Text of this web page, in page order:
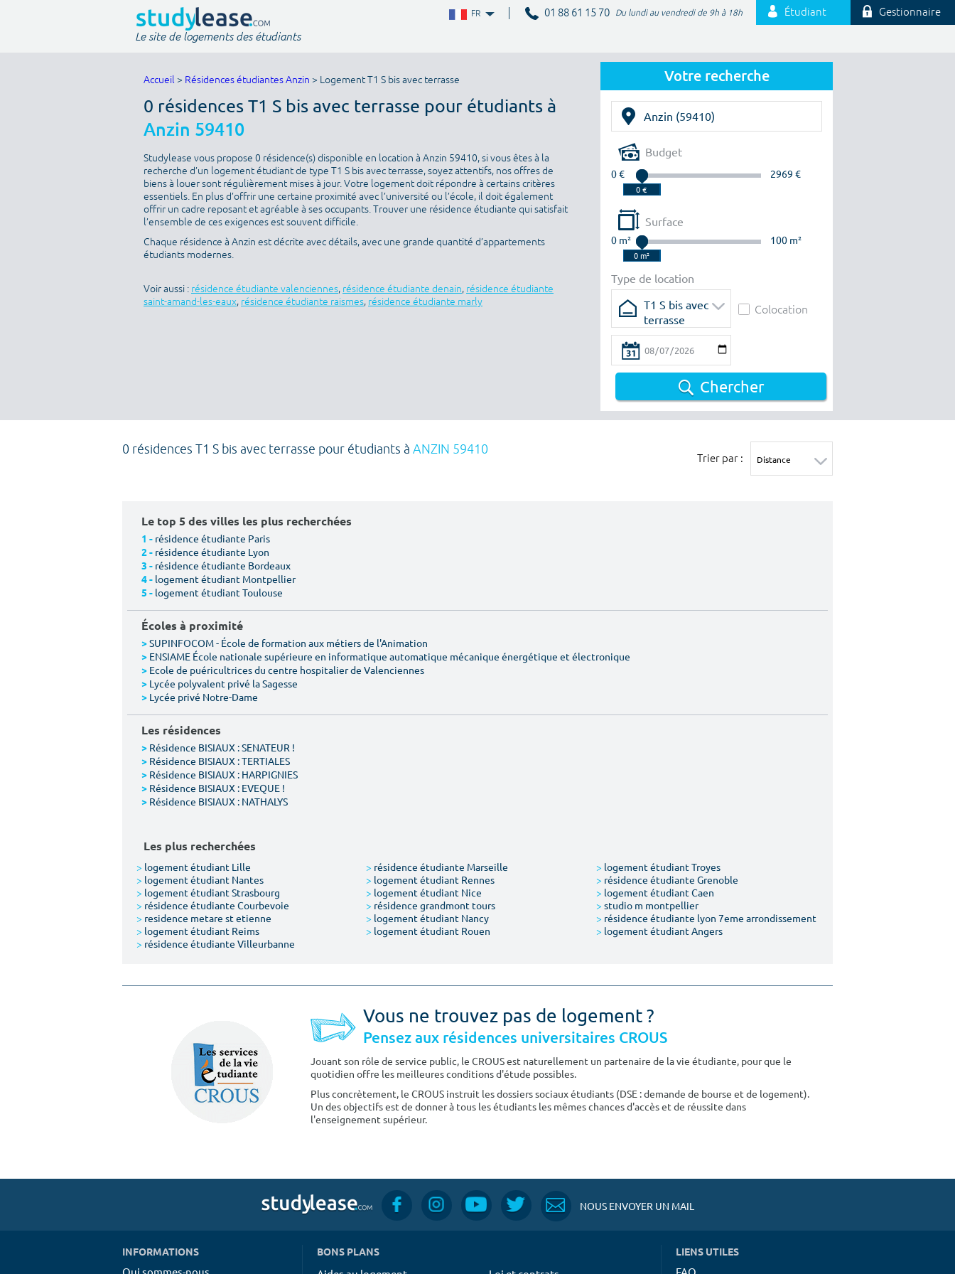
FR 01 88 61 15 70 Du lundi au vendredi de 9h à 18h Étudiant Gestionnaire
Le site de logements des étudiants
Votre recherche
Budget
0 € 2969 €
Surface
0 m² 100 m²
Type de location
T1 S bis avec
terrasse
Colocation
Chercher
Accueil > Résidences étudiantes Anzin > Logement T1 S bis avec terrasse
0 résidences T1 S bis avec terrasse pour étudiants à
Anzin 59410
Studylease vous propose 0 résidence(s) disponible en location à Anzin 59410, si vous êtes à la
recherche d’un logement étudiant de type T1 S bis avec terrasse, soyez attentifs, nos offres de
biens à louer sont régulièrement mises à jour. Votre logement doit répondre à certains critères
essentiels. En plus d’offrir une certaine proximité avec l’université ou l’école, il doit également
offrir un cadre reposant et agréable à ses occupants. Trouver une résidence étudiante qui satisfait
l’ensemble de ces exigences est souvent difficile.
Chaque résidence à Anzin est décrite avec détails, avec une grande quantité d’appartements
étudiants modernes.
Voir aussi : résidence étudiante valenciennes, résidence étudiante denain, résidence étudiante
saint-amand-les-eaux, résidence étudiante raismes, résidence étudiante marly
0 résidences T1 S bis avec terrasse pour étudiants à ANZIN 59410
Trier par :
Le top 5 des villes les plus recherchées
1 - résidence étudiante Paris
2 - résidence étudiante Lyon
3 - résidence étudiante Bordeaux
4 - logement étudiant Montpellier
5 - logement étudiant Toulouse
Écoles à proximité
>SUPINFOCOM - École de formation aux métiers de l'Animation
> ENSIAME École nationale supérieure en informatique automatique mécanique énergétique et électronique
> Ecole de puéricultrices du centre hospitalier de Valenciennes
> Lycée polyvalent privé la Sagesse
> Lycée privé Notre-Dame
Les résidences
> Résidence BISIAUX : SENATEUR !
> Résidence BISIAUX : TERTIALES
> Résidence BISIAUX : HARPIGNIES
> Résidence BISIAUX : EVEQUE !
> Résidence BISIAUX : NATHALYS
Les plus recherchées
> logement étudiant Lille > résidence étudiante Marseille > logement étudiant Troyes
> logement étudiant Nantes > logement étudiant Rennes > résidence étudiante Grenoble
> logement étudiant Strasbourg > logement étudiant Nice > logement étudiant Caen
> résidence étudiante Courbevoie > résidence grandmont tours > studio m montpellier
> residence metare st etienne > logement étudiant Nancy > résidence étudiante lyon 7eme arrondissement
> logement étudiant Reims > logement étudiant Rouen > logement étudiant Angers
> résidence étudiante Villeurbanne
Vous ne trouvez pas de logement ?
Pensez aux résidences universitaires CROUS
Jouant son rôle de service public, le CROUS est naturellement un partenaire de la vie étudiante, pour que le
quotidien offre les meilleures conditions d'étude possibles.
Plus concrètement, le CROUS instruit les dossiers sociaux étudiants (DSE : demande de bourse et de logement).
Un des objectifs est de donner à tous les étudiants les mêmes chances d'accès et de réussite dans
l'enseignement supérieur.
NOUS ENVOYER UN MAIL
INFORMATIONS BONS PLANS LIENS UTILES